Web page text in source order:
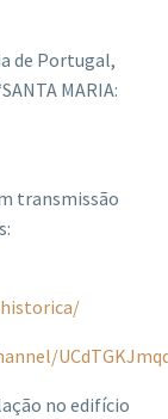
de Portugal,
MARIA:
transmissão
no edifício